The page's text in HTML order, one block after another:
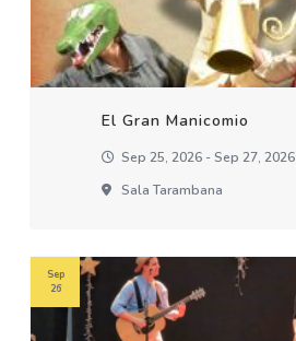
El Gran Manicomio
Sep 25, 2026 - Sep 27, 2026
Sala Tarambana
Sep
26